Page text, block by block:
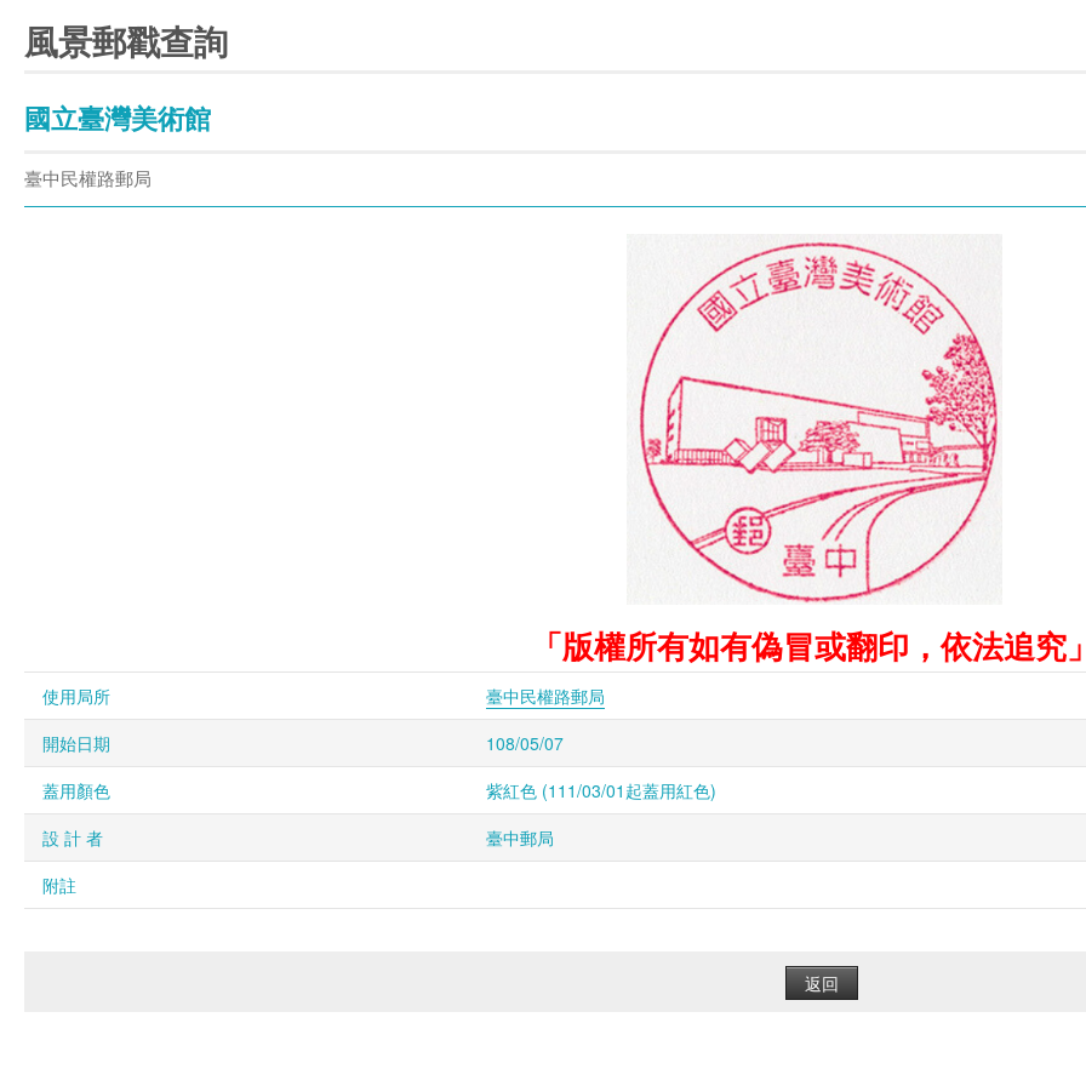
風景郵戳查詢
國立臺灣美術館
臺中民權路郵局
「版權所有如有偽冒或翻印，依法追究
使用局所
臺中民權路郵局
開始日期
108/05/07
蓋用顏色
紫紅色 (111/03/01起蓋用紅色)
設 計 者
臺中郵局
附註
返回